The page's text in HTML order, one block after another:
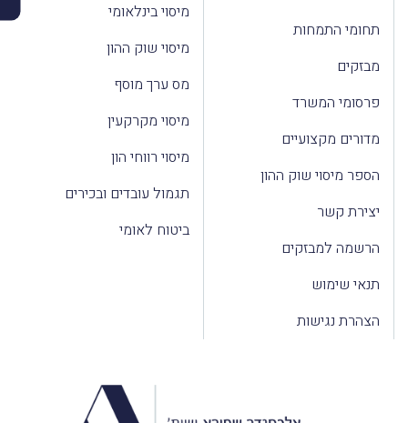
תחומי התמחות
מבזקים
פרסומי המשרד
מדורים מקצועיים
הספר מיסוי שוק ההון
יצירת קשר
הרשמה למבזקים
תנאי שימוש
הצהרת נגישות
מיסוי בינלאומי
מיסוי שוק ההון
מס ערך מוסף
מיסוי מקרקעין
מיסוי רווחי הון
תגמול עובדים ובכירים
ביטוח לאומי